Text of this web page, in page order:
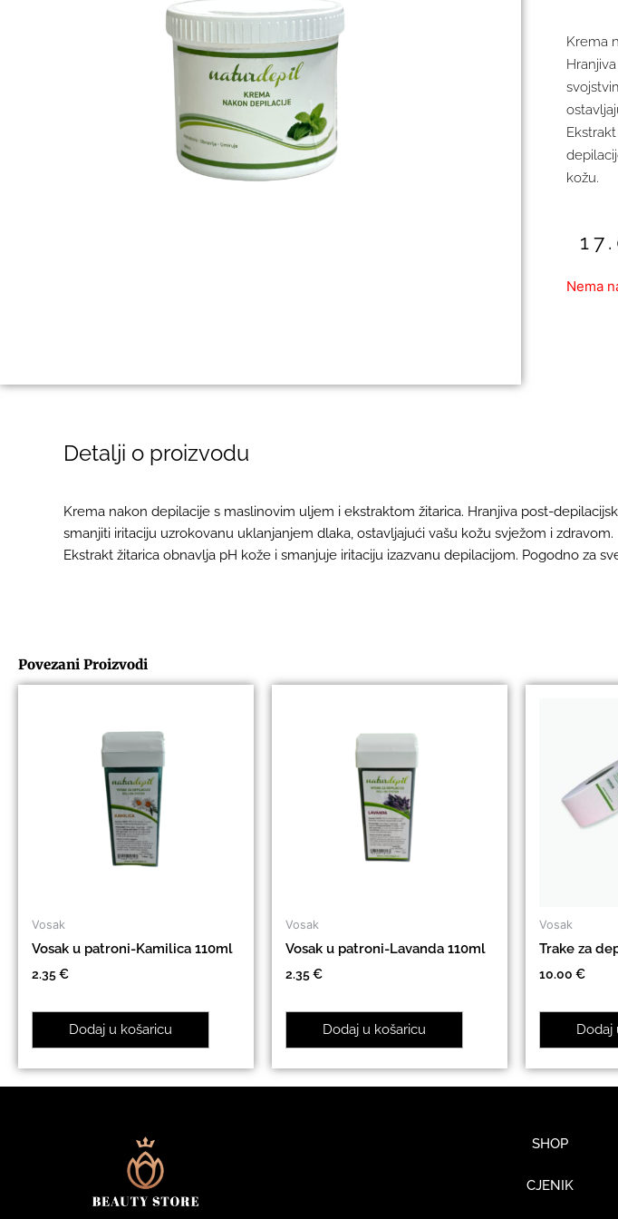
Krema
kožu.
Nema
Detalji o proizvodu
Krema nakon depilacije s maslinovim uljem i ekstraktom žitarica. Hranjiva post-
smanjiti iritaciju uzrokovanu uklanjanjem dlaka, ostavljajući vašu kožu svježom i zdravom.
Ekstrakt žitarica obnavlja pH kože i smanjuje iritaciju izazvanu depilacijom. Pogodno za
Povezani Proizvodi
Vosak
Vosak u patroni-Kamilica 110ml
2.35€
Dodaj u košaricu
Vosak
Vosak u patroni-Lavanda 110ml
2.35€
Dodaj u košaricu
Vosak
Trake za
10.00 €
Dodaj
SHOP
CJENIK